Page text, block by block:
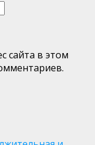
сайта в этом